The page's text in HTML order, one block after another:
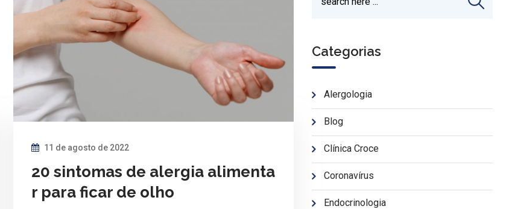
11 de agosto de 2022
20 sintomas de alergia alimenta
r para ficar de olho
Categorias
Alergologia
Blog
Clínica Croce
Coronavírus
Endocrinologia